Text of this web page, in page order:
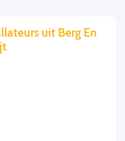
uit Berg En